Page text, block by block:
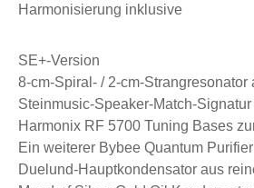
Harmonisierung inklusive
SE+-Version
8-cm-Spiral- / 2-cm-
Steinmusic-Speaker-Match-
Harmonix RF 5700 Tuning Bases
Ein weiterer Bybee Quantum
Duelund-Hauptkondensator aus